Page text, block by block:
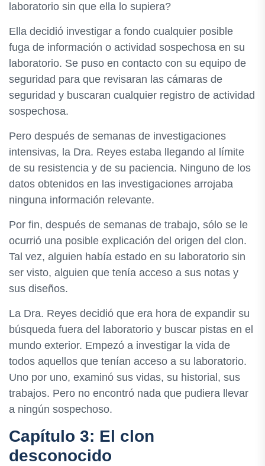
laboratorio sin que ella lo supiera?
Ella decidió investigar a fondo cualquier posible
fuga de información o actividad sospechosa en su
laboratorio. Se puso en contacto con su equipo de
seguridad para que revisaran las cámaras de
seguridad y buscaran cualquier registro de actividad
sospechosa.
Pero después de semanas de investigaciones
intensivas, la Dra. Reyes estaba llegando al límite
de su resistencia y de su paciencia. Ninguno de los
datos obtenidos en las investigaciones arrojaba
ninguna información relevante.
Por fin, después de semanas de trabajo, sólo se le
ocurrió una posible explicación del origen del clon.
Tal vez, alguien había estado en su laboratorio sin
ser visto, alguien que tenía acceso a sus notas y
sus diseños.
La Dra. Reyes decidió que era hora de expandir su
búsqueda fuera del laboratorio y buscar pistas en el
mundo exterior. Empezó a investigar la vida de
todos aquellos que tenían acceso a su laboratorio.
Uno por uno, examinó sus vidas, su historial, sus
trabajos. Pero no encontró nada que pudiera llevar
a ningún sospechoso.
Capítulo 3: El clon
desconocido